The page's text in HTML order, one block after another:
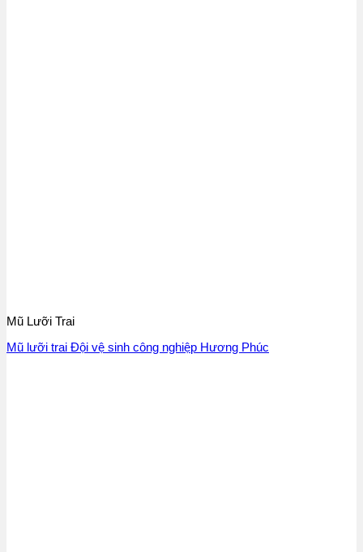
Mũ Lưỡi Trai
Mũ lưỡi trai Đội vệ sinh công nghiệp Hương Phúc